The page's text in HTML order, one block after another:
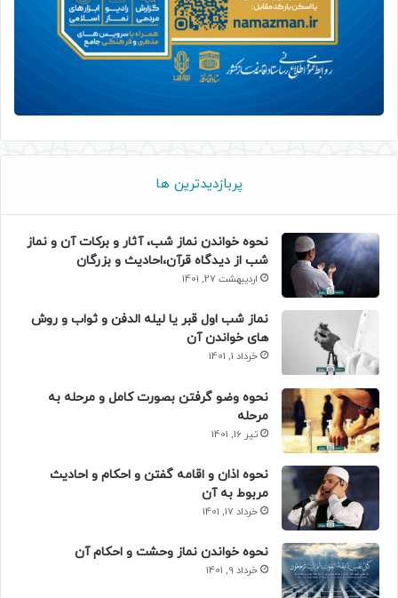
پربازدیدترین ها
نحوه خواندن نماز شب، آثار و برکات آن و نماز
شب از دیدگاه قرآن،احادیث و بزرگان
اردیبهشت 27, 1401
نماز شب اول قبر یا لیله الدفن و ثواب و روش
های خواندن آن
خرداد 1, 1401
نحوه وضو گرفتن بصورت کامل و مرحله به
مرحله
تیر 16, 1401
نحوه اذان و اقامه گفتن و احکام و احادیث
مربوط به آن
خرداد 17, 1401
نحوه خواندن نماز وحشت و احکام آن
خرداد 9, 1401